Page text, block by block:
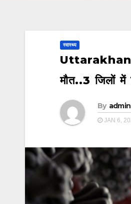
स्वास्थ्य
मौत..3 जिलों में
By admin
JAN 6,